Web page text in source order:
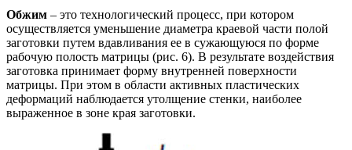
Обжим – это технологический процесс, при котором
осуществляется уменьшение диаметра краевой части полой
заготовки путем вдавливания ее в сужающуюся по форме
рабочую полость матрицы (рис. 6). В результате воздействия
заготовка принимает форму внутренней поверхности
матрицы. При этом в области активных пластических
деформаций наблюдается утолщение стенки, наиболее
выраженное в зоне края заготовки.